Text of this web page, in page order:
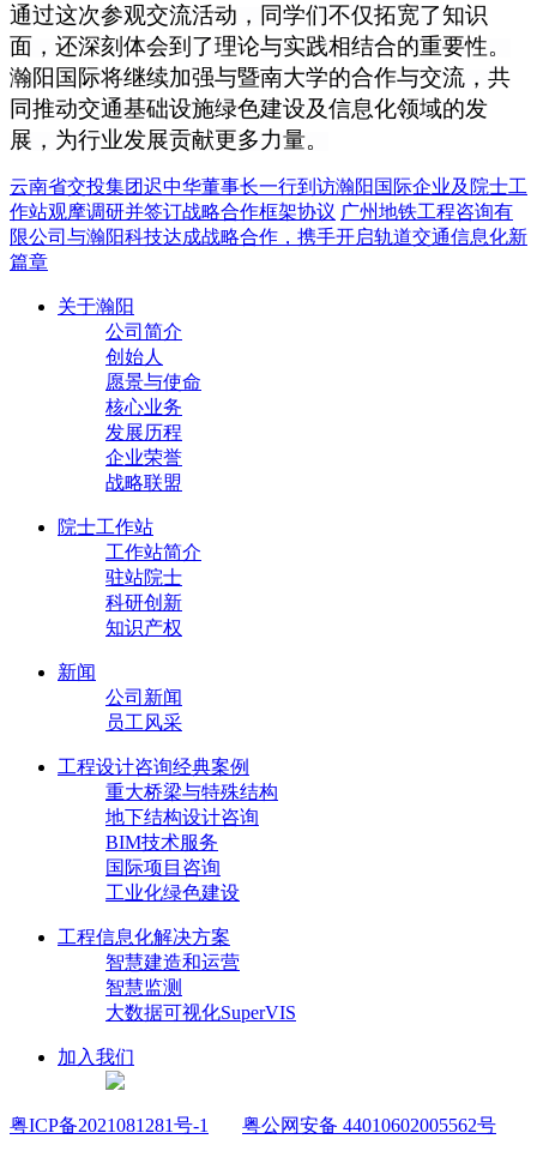
通过这次参观交流活动，同学们不仅拓宽了知识
面，还深刻体会到了理论与实践相结合的重要性。
瀚阳国际将继续加强与暨南大学的合作与交流，共
同推动交通基础设施绿色建设及信息化领域的发
展，为行业发展贡献更多力量。
云南省交投集团迟中华董事长一行到访瀚阳国际企业及院士工
作站观摩调研并签订战略合作框架协议 广州地铁工程咨询有
限公司与瀚阳科技达成战略合作，携手开启轨道交通信息化新
篇章
关于瀚阳
公司简介
创始人
愿景与使命
核心业务
发展历程
企业荣誉
战略联盟
院士工作站
工作站简介
驻站院士
科研创新
知识产权
新闻
公司新闻
员工风采
工程设计咨询经典案例
重大桥梁与特殊结构
地下结构设计咨询
BIM技术服务
国际项目咨询
工业化绿色建设
工程信息化解决方案
智慧建造和运营
智慧监测
大数据可视化SuperVIS
加入我们
粤ICP备2021081281号-1 粤公网安备 44010602005562号